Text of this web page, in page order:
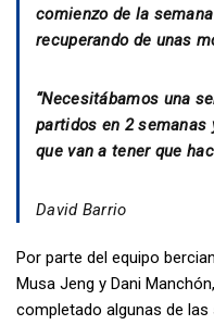
comienzo de la
recuperando de unas
“Necesitábamos una
partidos en 2 semanas
que van a tener que
David Barrio
Por parte del equipo
Musa Jeng y Dani
completado algunas de